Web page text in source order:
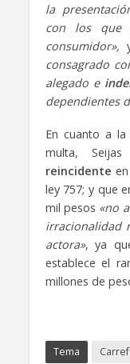
la
con los que
consumidor»,
consagrado
alegado e
dependientes
En cuanto a
multa,
reincidente
ley 757; y que
mil pesos «no
irracionalidad
actora», ya
establece el
millones de
Tema